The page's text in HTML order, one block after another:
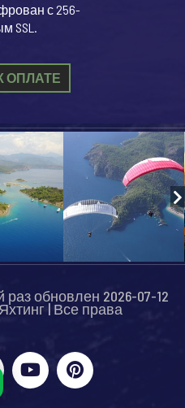
с 256-
SSL.
ОПЛАТЕ
обновлен 2026-07-12
| Все права